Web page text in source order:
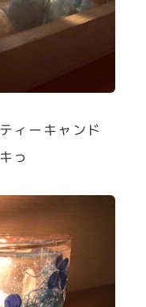
ィーキャンド
っ